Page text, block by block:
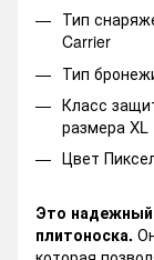
Тип
Carrier
Тип
Класс
размера XL
Цвет
Это
плитоноска.